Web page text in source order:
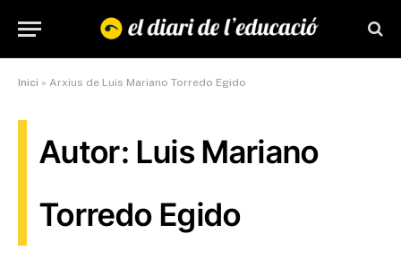
Inici » Arxius de Luis Mariano Torredo Egido
Autor: Luis Mariano
Torredo Egido